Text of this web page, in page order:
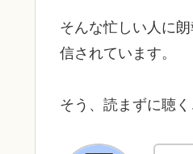
そんな忙しい人に
信されています。
そう、読まずに聴く